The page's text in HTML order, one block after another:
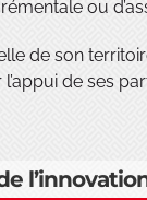
ou
de son
de ses